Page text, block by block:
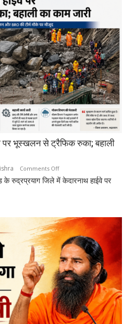
एफएम
का
शुभारंभ,
सीएम
धामी
बोले-
जनजागरूकता
का
सशक्त
माध्यम
बनेगा
पर भूस्खलन से ट्रैफिक रुका; बहाली
Comments Offon
रुद्रप्रयाग
पर
भूस्खलन
से
ट्रैफिक
रुका;
बहाली
का
काम
जारी
के रुद्रप्रयाग जिले में केदारनाथ हाईवे पर